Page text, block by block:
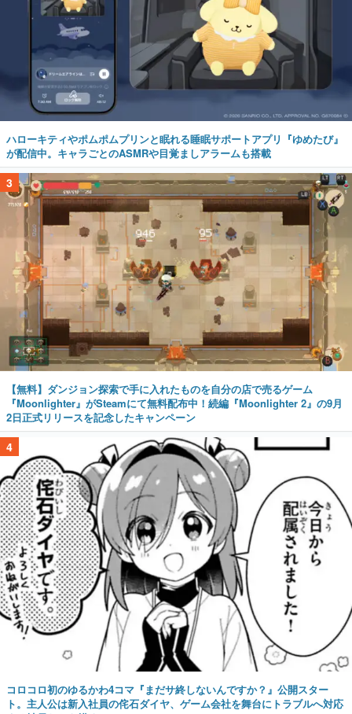
ハローキティやポムポムプリンと眠れる睡眠サポートアプリ『ゆめたび』
が配信中。キャラごとのASMRや目覚ましアラームも搭載
3
【無料】ダンジョン探索で手に入れたものを自分の店で売るゲーム
『Moonlighter』がSteamにて無料配布中！続編『Moonlighter 2』の9月
2日正式リリースを記念したキャンペーン
4
コロコロ初のゆるかわ4コマ『まだサ終しないんですか？』公開スター
ト。主人公は新入社員の侘石ダイヤ、ゲーム会社を舞台にトラブルへ対応